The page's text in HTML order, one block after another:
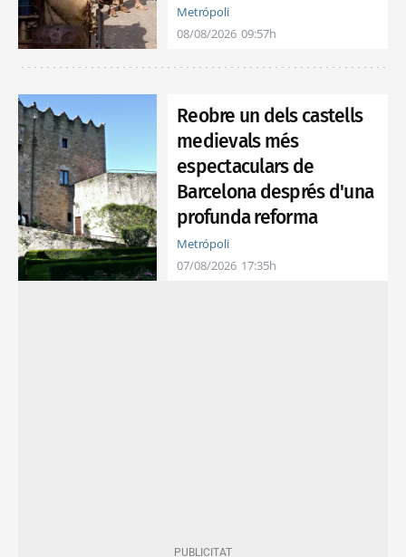
Metrópoli
08/08/2026 09:57h
Reobre un dels castells
medievals més
espectaculars de
Barcelona després d'una
profunda reforma
Metrópoli
07/08/2026 17:35h